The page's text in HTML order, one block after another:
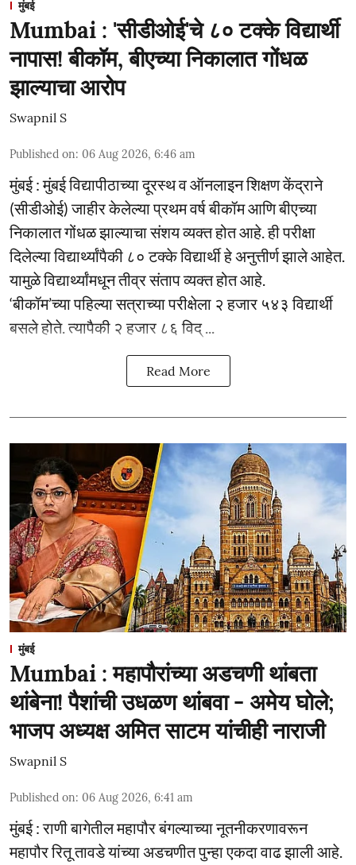
मुंबई
Mumbai : 'सीडीओई'चे ८० टक्के विद्यार्थी
नापास! बीकॉम, बीएच्या निकालात गोंधळ
झाल्याचा आरोप
Swapnil S
Published on: 06 Aug 2026, 6:46 am
मुंबई : मुंबई विद्यापीठाच्या दूरस्थ व ऑनलाइन शिक्षण केंद्राने
(सीडीओई) जाहीर केलेल्या प्रथम वर्ष बीकॉम आणि बीएच्या
निकालात गोंधळ झाल्याचा संशय व्यक्त होत आहे. ही परीक्षा
दिलेल्या विद्यार्थ्यांपैकी ८० टक्के विद्यार्थी हे अनुत्तीर्ण झाले आहेत.
यामुळे विद्यार्थ्यांमधून तीव्र संताप व्यक्त होत आहे.
‘बीकॉम’च्या पहिल्या सत्राच्या परीक्षेला २ हजार ५४३ विद्यार्थी
बसले होते. त्यापैकी २ हजार ८६ विद् ...
Read More
मुंबई
Mumbai : महापौरांच्या अडचणी थांबता
थांबेना! पैशांची उधळण थांबवा - अमेय घोले;
भाजप अध्यक्ष अमित साटम यांचीही नाराजी
Swapnil S
Published on: 06 Aug 2026, 6:41 am
मुंबई : राणी बागेतील महापौर बंगल्याच्या नूतनीकरणावरून
महापौर रितू तावडे यांच्या अडचणीत पुन्हा एकदा वाढ झाली आहे.